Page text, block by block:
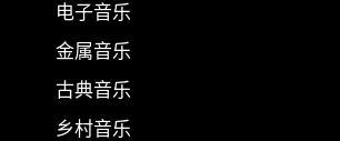
电子音乐
金属音乐
古典音乐
乡村音乐